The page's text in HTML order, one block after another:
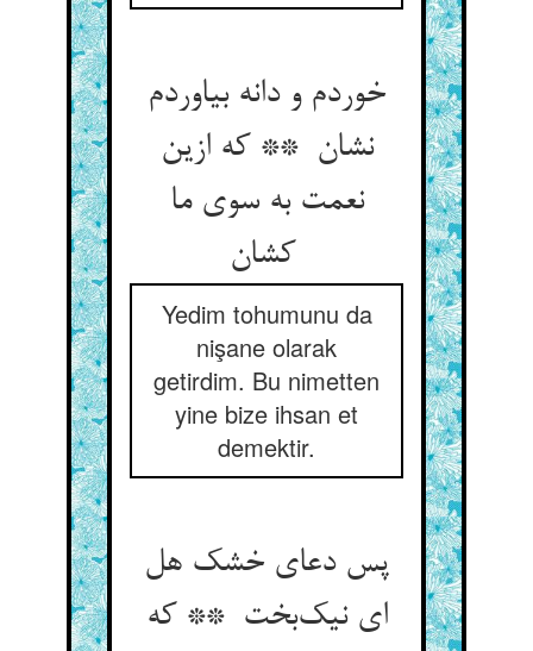
خوردم و دانه بیاوردم
نشان ** که ازین
نعمت به سوی ما
کشان
Yedim tohumunu da
nişane olarak
getirdim. Bu nimetten
yine bize ihsan et
demektir.
پس دعای خشک هل
ای نیک‌بخت ** که